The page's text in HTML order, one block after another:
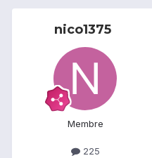
nico1375
Membre
225